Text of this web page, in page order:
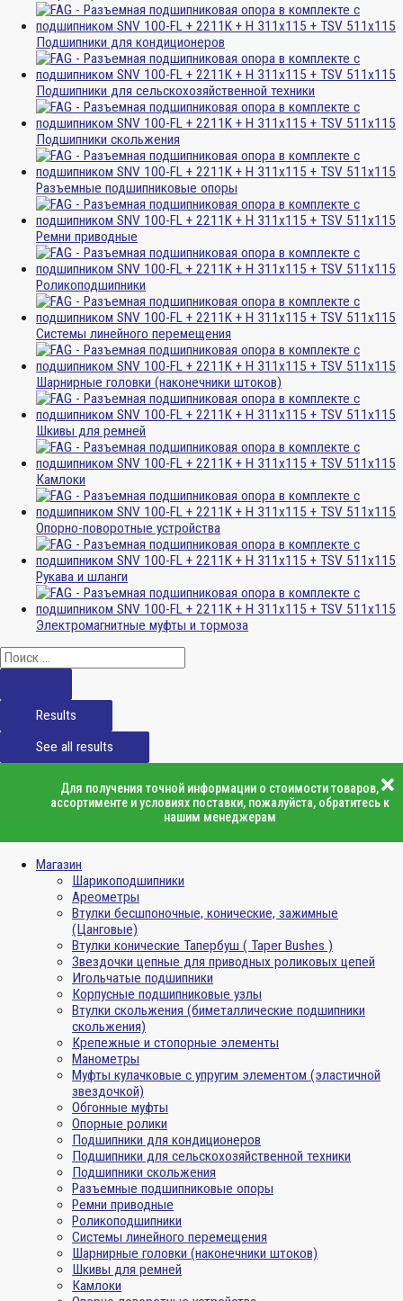
Подшипники для кондиционеров
Подшипники для сельскохозяйственной техники
Подшипники скольжения
Разъемные подшипниковые опоры
Ремни приводные
Роликоподшипники
Системы линейного перемещения
Шарнирные головки (наконечники штоков)
Шкивы для ремней
Камлоки
Опорно-поворотные устройства
Рукава и шланги
Электромагнитные муфты и тормоза
Results
See all results
Для получения точной информации о стоимости товаров,
ассортименте и условиях поставки, пожалуйста, обратитесь к
нашим менеджерам
Магазин
Шарикоподшипники
Ареометры
Втулки бесшпоночные, конические, зажимные
(Цанговые)
Втулки конические Тапербуш ( Taper Bushes )
Звездочки цепные для приводных роликовых цепей
Игольчатые подшипники
Корпусные подшипниковые узлы
Втулки скольжения (биметаллические подшипники
скольжения)
Крепежные и стопорные элементы
Манометры
Муфты кулачковые с упругим элементом (эластичной
звездочкой)
Обгонные муфты
Опорные ролики
Подшипники для кондиционеров
Подшипники для сельскохозяйственной техники
Подшипники скольжения
Разъемные подшипниковые опоры
Ремни приводные
Роликоподшипники
Системы линейного перемещения
Шарнирные головки (наконечники штоков)
Шкивы для ремней
Камлоки